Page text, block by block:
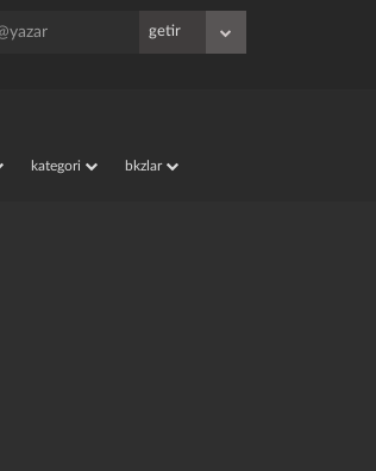
kategori bkzlar